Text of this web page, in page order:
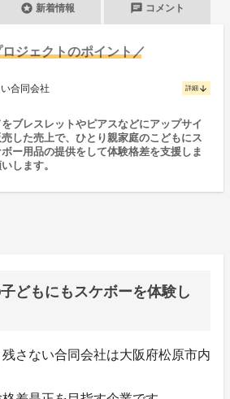
stars 新着情報 chat コメント
ジェクトのポイント／
合同会社 詳細 arrow_downward
ブレスレットやピアスなどにアップサイ
した売上で、ひとり親家庭のこどもにス
ー用品の提供をして体験格差を支援しま
します。
どもにもスケボーを体験し
さない合同会社は大阪府松原市内